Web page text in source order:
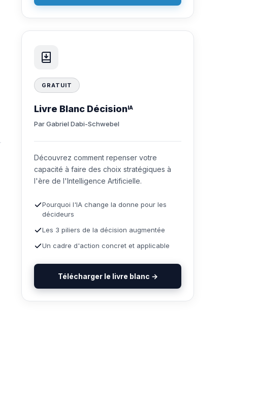
GRATUIT
Livre Blanc DécisionIA
Par Gabriel Dabi-Schwebel
Découvrez comment repenser votre
capacité à faire des choix stratégiques à
l'ère de l'Intelligence Artificielle.
Pourquoi l'IA change la donne pour les
décideurs
Les 3 piliers de la décision augmentée
Un cadre d'action concret et applicable
Télécharger le livre blanc →